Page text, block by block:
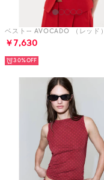
ベスト-- AVOCADO （レッド）
￥7,630
30%